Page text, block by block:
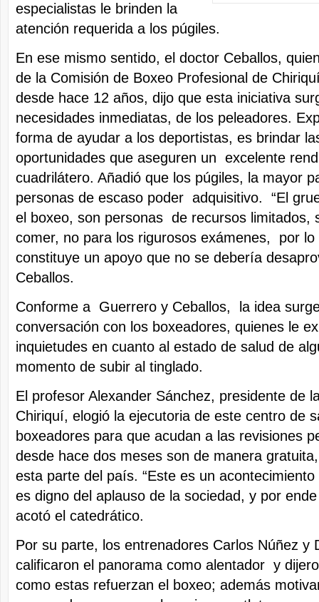
especialistas le brinden la
atención requerida a los púgiles.
En ese mismo sentido, el doctor Ceballos,
de la Comisión de Boxeo Profesional de
desde hace 12 años, dijo que esta iniciativa
necesidades inmediatas, de los peleadores.
forma de ayudar a los deportistas, es brindar
oportunidades que aseguren un excelente
cuadrilátero. Añadió que los púgiles, la mayor
personas de escaso poder adquisitivo. “El
el boxeo, son personas de recursos limitados,
comer, no para los rigurosos exámenes, por lo
constituye un apoyo que no se debería
Ceballos.
Conforme a Guerrero y Ceballos, la idea
conversación con los boxeadores, quienes le
inquietudes en cuanto al estado de salud de
momento de subir al tinglado.
El profesor Alexander Sánchez, presidente de
Chiriquí, elogió la ejecutoria de este centro de
boxeadores para que acudan a las revisiones
desde hace dos meses son de manera
esta parte del país. “Este es un
es digno del aplauso de la sociedad, y por
acotó el catedrático.
Por su parte, los entrenadores Carlos Núñez y
calificaron el panorama como alentador y
como estas refuerzan el boxeo; además